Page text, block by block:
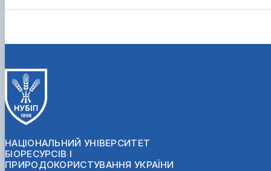
НАЦІОНАЛЬНИЙ УНІВЕРСИТЕТ
БІОРЕСУРСІВ І
ПРИРОДОКОРИСТУВАННЯ УКРАЇНИ